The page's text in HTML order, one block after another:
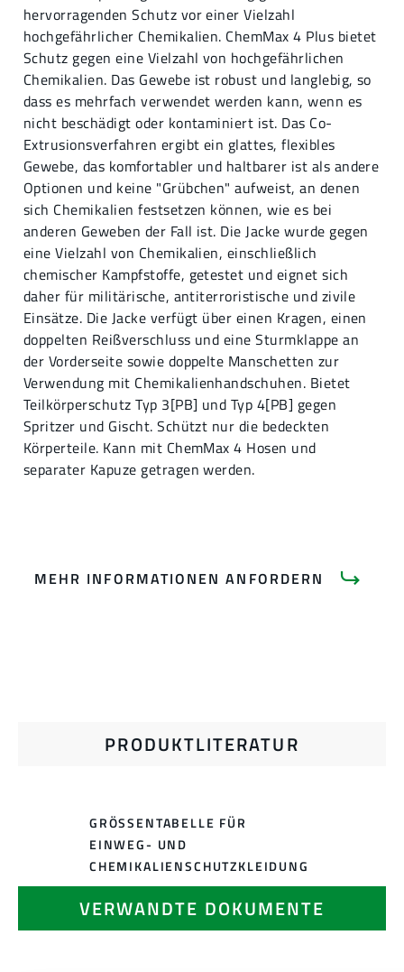
hervorragenden Schutz vor einer Vielzahl
hochgefährlicher Chemikalien. ChemMax 4 Plus bietet
Schutz gegen eine Vielzahl von hochgefährlichen
Chemikalien. Das Gewebe ist robust und langlebig, so
dass es mehrfach verwendet werden kann, wenn es
nicht beschädigt oder kontaminiert ist. Das Co-
Extrusionsverfahren ergibt ein glattes, flexibles
Gewebe, das komfortabler und haltbarer ist als andere
Optionen und keine "Grübchen" aufweist, an denen
sich Chemikalien festsetzen können, wie es bei
anderen Geweben der Fall ist. Die Jacke wurde gegen
eine Vielzahl von Chemikalien, einschließlich
chemischer Kampfstoffe, getestet und eignet sich
daher für militärische, antiterroristische und zivile
Einsätze. Die Jacke verfügt über einen Kragen, einen
doppelten Reißverschluss und eine Sturmklappe an
der Vorderseite sowie doppelte Manschetten zur
Verwendung mit Chemikalienhandschuhen. Bietet
Teilkörperschutz Typ 3[PB] und Typ 4[PB] gegen
Spritzer und Gischt. Schützt nur die bedeckten
Körperteile. Kann mit ChemMax 4 Hosen und
separater Kapuze getragen werden.
MEHR INFORMATIONEN ANFORDERN
PRODUKTLITERATUR
VERWANDTE DOKUMENTE
GRÖSSENTABELLE FÜR E
INWEG- UND C
HEMIKALIENSCHUTZKLEIDUNG